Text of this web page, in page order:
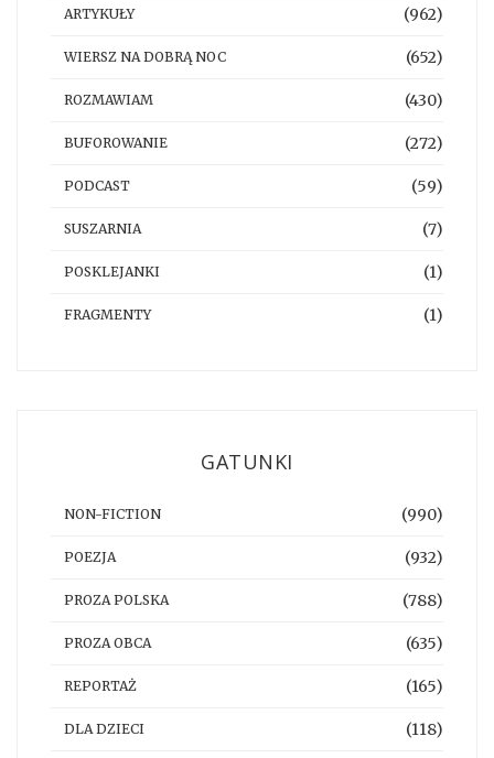
ARTYKUŁY (962)
WIERSZ NA DOBRĄ NOC (652)
ROZMAWIAM (430)
BUFOROWANIE (272)
PODCAST (59)
SUSZARNIA (7)
POSKLEJANKI (1)
FRAGMENTY (1)
GATUNKI
NON-FICTION (990)
POEZJA (932)
PROZA POLSKA (788)
PROZA OBCA (635)
REPORTAŻ (165)
DLA DZIECI (118)